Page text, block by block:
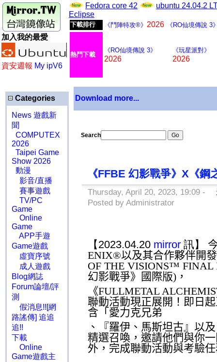
加入我的最愛
資安週報 My ipV6
Fedora core 42
ubuntu 24.04.2
Eclipse
下載排行 《鬥陣特攻®》 2026 《RO仙境傳說 3
熱門下載
《RO仙境傳說 3》
2026
《玩星派對》
2026
Categories
News 遊戲新
聞
COMPUTEX
2026
Taipei Game
Show 2026
動漫
影音/直播
賽事遊戲
TV/PC
Game
Online
Game
APP手遊
Game遊戲
虛寶序號
成人遊戲
Blog網誌
Forum論壇/評
測
假消息!![網
路謠傳] 追追
追!!
下載
Online
Game遊戲主
Download more...
Search
《FFBE 幻影戰爭》X《
Thursday, April 20, 2023, 19:09 -
Posted by Administrator
【2023.04.20 mirror 訊】
ENIX®以及其合作夥伴開
OF THE VISIONS™ FINAL
幻影戰爭》國際版) ，
《FULLMETAL
聯動活動現正展開！即日
含「愛力克兄弟
、『羅伊、馬斯坦古』以
精選召喚，邀請他們與你
外，完成聯動活動與考驗